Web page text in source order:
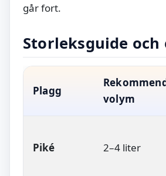
går fort.
Storleksguide och
Plagg
volym
Piké 2–4 liter